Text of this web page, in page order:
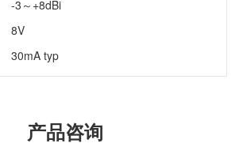
-3～+8dBi
8V
30mA typ
产品咨询